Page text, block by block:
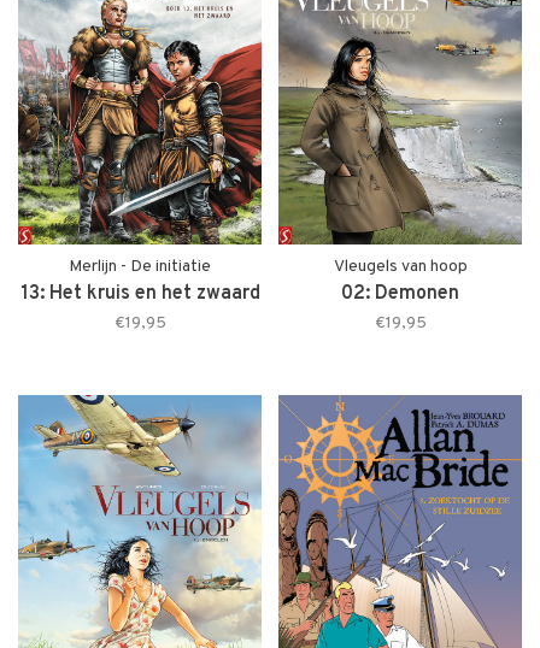
Merlijn - De initiatie
13: Het kruis en het zwaard
€19,95
Vleugels van hoop
02: Demonen
€19,95